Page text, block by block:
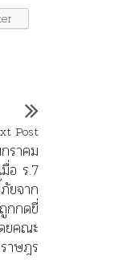
Post
ราคม
อ ร.7
ยจาก
กกดขี่
ยคณะ
ราษฎร